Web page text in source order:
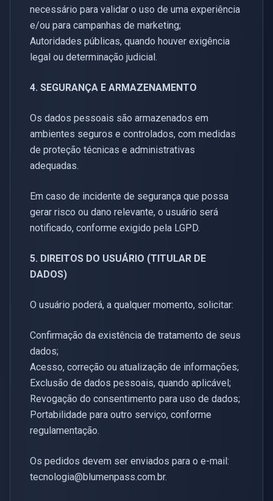
necessário para validar o uso de uma experiência
e/ou para campanhas de marketing;
Autoridades públicas, quando houver exigência
legal ou determinação judicial.
4. SEGURANÇA E ARMAZENAMENTO
Os dados pessoais são armazenados em
ambientes seguros e controlados, com medidas
de proteção técnicas e administrativas
adequadas.
Em caso de incidente de segurança que possa
gerar risco ou dano relevante, o usuário será
notificado, conforme exigido pela LGPD.
5. DIREITOS DO USUÁRIO (TITULAR DE
DADOS)
O usuário poderá, a qualquer momento, solicitar:
Confirmação da existência de tratamento de seus
dados;
Acesso, correção ou atualização de informações;
Exclusão de dados pessoais, quando aplicável;
Revogação do consentimento para uso de dados;
Portabilidade para outro serviço, conforme
regulamentação.
Os pedidos devem ser enviados para o e-mail:
tecnologia@blumenpass.com.br.